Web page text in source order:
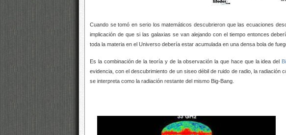
Cuando se tomó en serio los matemáticos descubrieron que las ecuaciones
implicación de que si las galaxias se van alejando con el tiempo entonces
toda la materia en el Universo debería estar acumulada en una densa bola de
Es la combinación de la teoría y de la observación la que hace que la idea del
evidencia, con el descubrimiento de un siseo débil de ruido de radio, la
se interpreta como la radiación restante del mismo Big-Bang.